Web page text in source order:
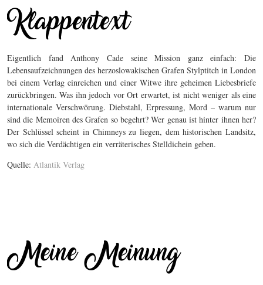
Eigentlich fand Anthony Cade seine Mission ganz einfach: Die
Lebensaufzeichnungen des herzoslowakischen Grafen Stylptitch in London
bei einem Verlag einreichen und einer Witwe ihre geheimen Liebesbriefe
zurückbringen. Was ihn jedoch vor Ort erwartet, ist nicht weniger als eine
internationale Verschwörung. Diebstahl, Erpressung, Mord – warum nur
sind die Memoiren des Grafen so begehrt? Wer genau ist hinter ihnen her?
Der Schlüssel scheint in Chimneys zu liegen, dem historischen Landsitz,
wo sich die Verdächtigen ein verräterisches Stelldichein geben.
Quelle: Atlantik Verlag